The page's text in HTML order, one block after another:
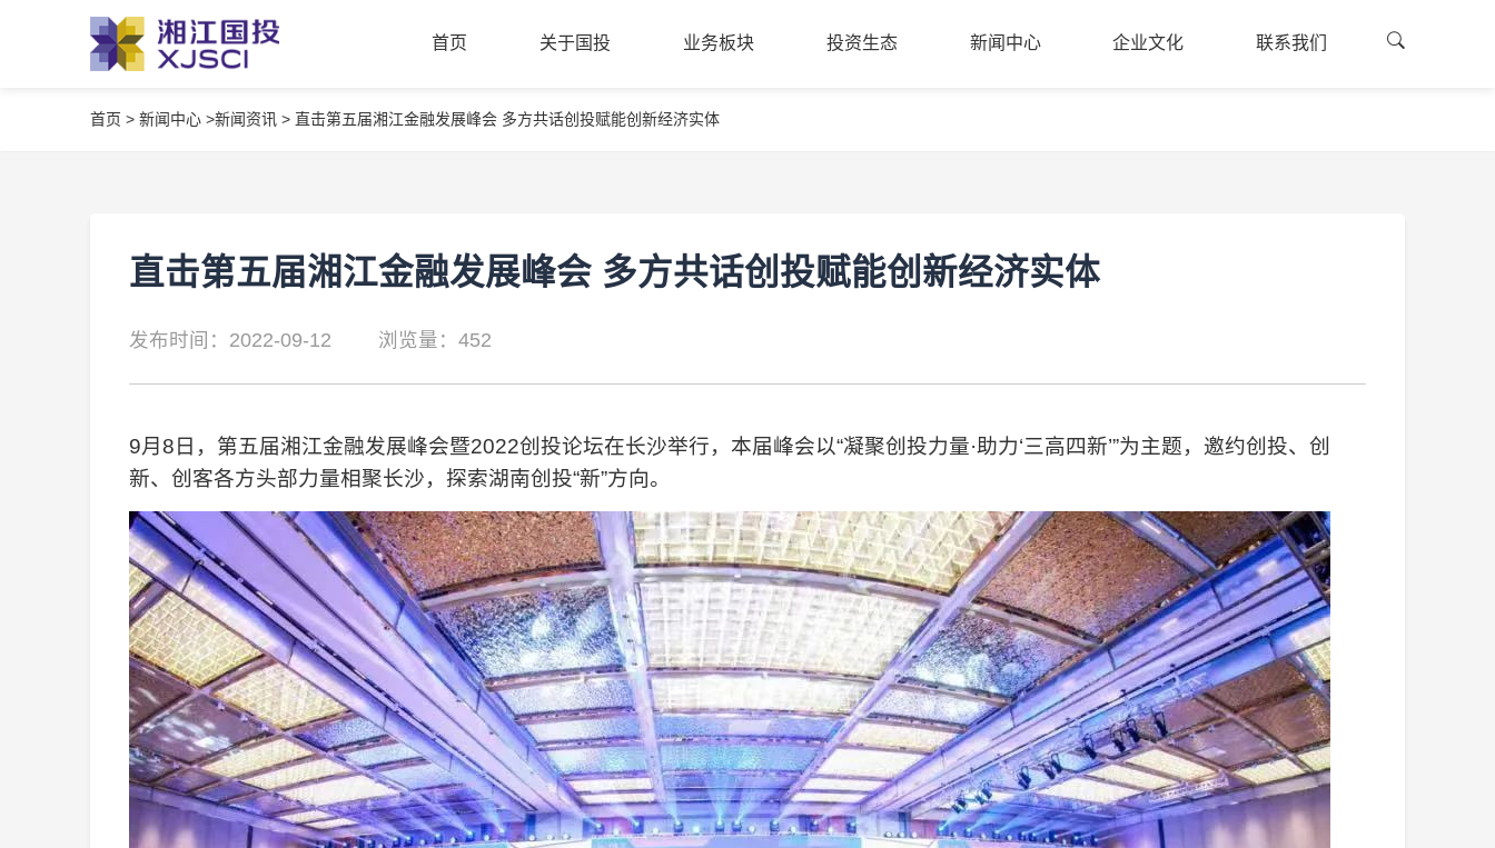
首页
首页
关于国投
关于国投
公司简介
业务板块
业务板块
股权创投
商业保理
投资生态
入驻机构
新闻中心
公司公告
企业文化 联系我们
首页 > 新闻中心 >新闻资讯 > 直击第五届湘江金融发展峰会 多方共话创投赋能创新经济实体
直击第五届湘江金融发展峰会 多方共话创投赋能创新经济实体
发布时间：2022-09-12 浏览量：452
9月8日，第五届湘江金融发展峰会暨2022创投论坛在长沙举行，本届峰会以“凝聚创投力量·助力‘三高四新’”为主题，邀约创投、创
新、创客各方头部力量相聚长沙，探索湖南创投“新”方向。